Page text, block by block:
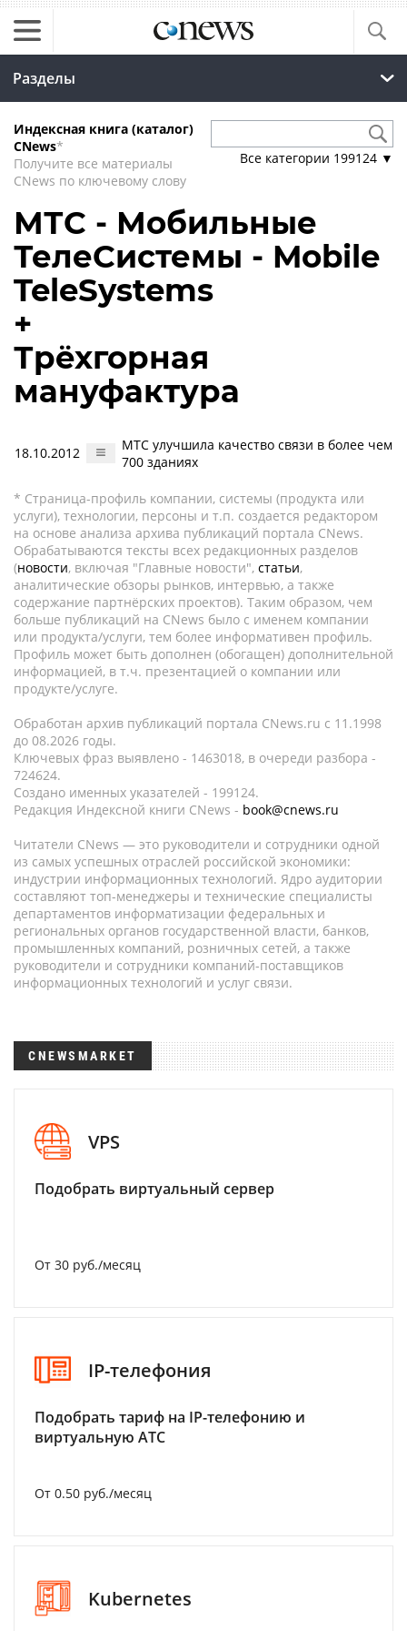
Разделы
Индексная книга (каталог)
CNews*
Получите все материалы
CNews по ключевому слову
Все категории 199124 ▼
МТС - Мобильные
ТелеСистемы - Mobile
TeleSystems
+
Трёхгорная
мануфактура
18.10.2012
МТС улучшила качество связи в более чем
700 зданиях
* Страница-профиль компании, системы (продукта или
услуги), технологии, персоны и т.п. создается редактором
на основе анализа архива публикаций портала CNews.
Обрабатываются тексты всех редакционных разделов
(новости, включая "Главные новости", статьи,
аналитические обзоры рынков, интервью, а также
содержание партнёрских проектов). Таким образом, чем
больше публикаций на CNews было с именем компании
или продукта/услуги, тем более информативен профиль.
Профиль может быть дополнен (обогащен) дополнительной
информацией, в т.ч. презентацией о компании или
продукте/услуге.
Обработан архив публикаций портала CNews.ru c 11.1998
до 08.2026 годы.
Ключевых фраз выявлено - 1463018, в очереди разбора -
724624.
Создано именных указателей - 199124.
Редакция Индексной книги CNews - book@cnews.ru
Читатели CNews — это руководители и сотрудники одной
из самых успешных отраслей российской экономики:
индустрии информационных технологий. Ядро аудитории
составляют топ-менеджеры и технические специалисты
департаментов информатизации федеральных и
региональных органов государственной власти, банков,
промышленных компаний, розничных сетей, а также
руководители и сотрудники компаний-поставщиков
информационных технологий и услуг связи.
CNEWSMARKET
VPS
Подобрать виртуальный сервер
От 30 руб./месяц
IP-телефония
Подобрать тариф на IP-телефонию и
виртуальную АТС
От 0.50 руб./месяц
Kubernetes